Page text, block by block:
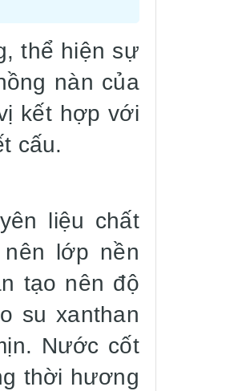
thể hiện sự
nàn của
kết hợp với
cấu.
liệu chất
lớp nền
tạo nên độ
su xanthan
Nước cốt
thời hương